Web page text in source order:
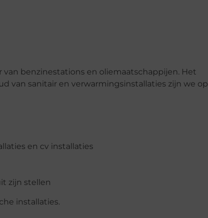
benzinestations en oliemaatschappijen. Het
van sanitair en verwarmingsinstallaties zijn we op
en cv installaties
zijn stellen
installaties.